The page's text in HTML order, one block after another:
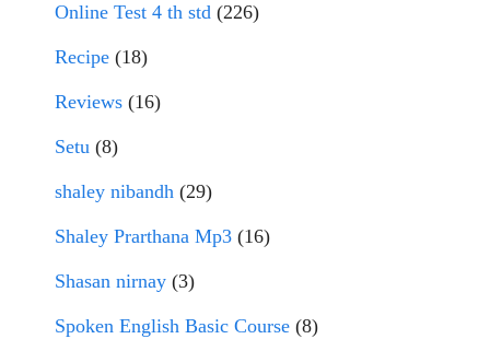
Online Test 4 th std (226)
Recipe (18)
Reviews (16)
Setu (8)
shaley nibandh (29)
Shaley Prarthana Mp3 (16)
Shasan nirnay (3)
Spoken English Basic Course (8)